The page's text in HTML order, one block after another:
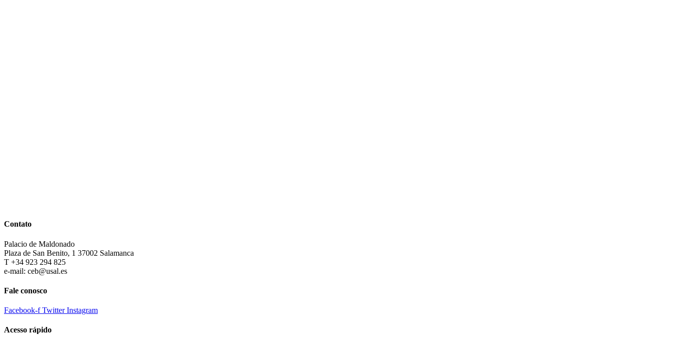
Contato
Palacio de Maldonado
Plaza de San Benito, 1 37002 Salamanca
T +34 923 294 825
e-mail: ceb@usal.es
Fale conosco
Facebook-f Twitter Instagram
Acesso rápido